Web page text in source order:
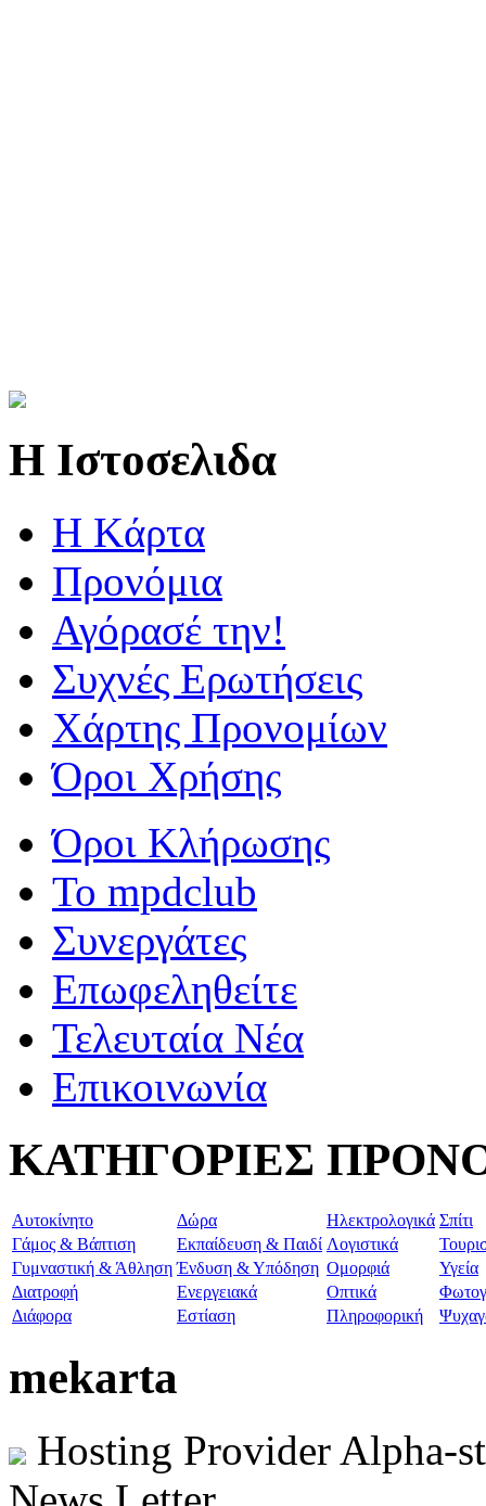
Η Ιστοσελιδα
Η Kάρτα
Προνόμια
Αγόρασέ την!
Συχνές Ερωτήσεις
Χάρτης Προνομίων
Όροι Χρήσης
Όροι Κλήρωσης
To mpdclub
Συνεργάτες
Επωφεληθείτε
Τελευταία Νέα
Επικοινωνία
ΚΑΤΗΓΟΡΙΕΣ
Aυτοκίνητο Δώρα Ηλεκτρολογικά Σπίτι
Γάμος & Βάπτιση
Εκπαίδευση & Παιδί Λογιστικά
Γυμναστική & Άθληση Ένδυση & Υπόδηση Ομορφιά
Υγεία
Διατροφή
Ενεργειακά Οπτικά
Διάφορα
Εστίαση Πληροφορική
mekarta
Hosting Provider Alpha-